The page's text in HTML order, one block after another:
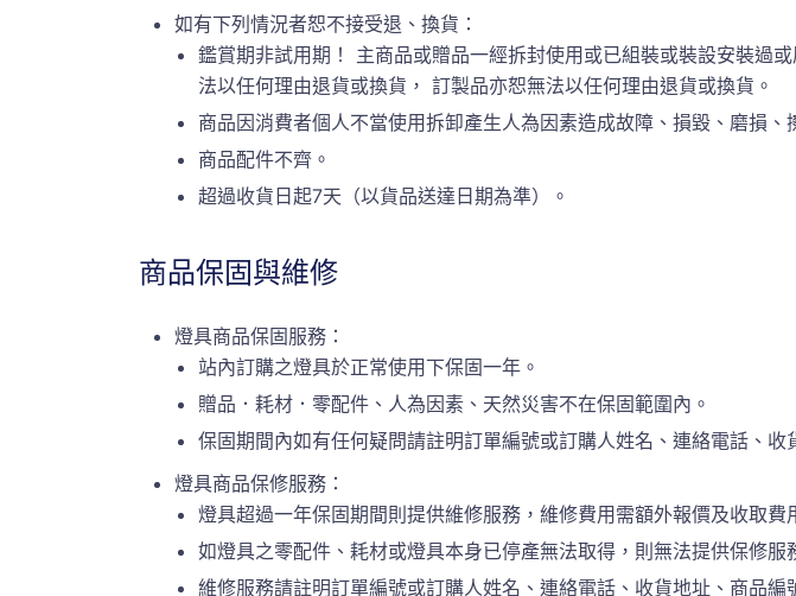
如有下列情況者恕不接受退、換貨：
鑑賞期非試用期！ 主商品或贈品一經拆封使用或已組裝或裝設安裝過
法以任何理由退貨或換貨， 訂製品亦恕無法以任何理由退貨或換貨。
商品因消費者個人不當使用拆卸產生人為因素造成故障、損毀、磨損、
商品配件不齊。
超過收貨日起7天（以貨品送達日期為準）。
商品保固與維修
燈具商品保固服務：
站內訂購之燈具於正常使用下保固一年。
贈品．耗材．零配件、人為因素、天然災害不在保固範圍內。
保固期間內如有任何疑問請註明訂單編號或訂購人姓名、連絡電話、
燈具商品保修服務：
燈具超過一年保固期間則提供維修服務，維修費用需額外報價及收取費
如燈具之零配件、耗材或燈具本身已停產無法取得，則無法提供保修服
維修服務請註明訂單編號或訂購人姓名、連絡電話、收貨地址、商品